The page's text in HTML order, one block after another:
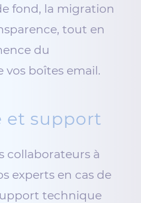
fond, la migration
tout en
du
boîtes email.
et support
collaborateurs à
experts en cas de
technique